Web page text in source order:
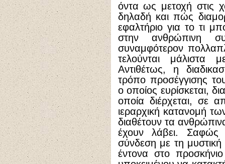
όντα ως μετοχή στις
δηλαδή και πώς
εφαλτήριο για το τι
στην ανθρώπινη
συναμφότερον
τελούνται μάλιστα
Αντιθέτως, η
τρόπο προσέγγισης
ο οποίος ευρίσκεται,
οποία διέρχεται, σε
ιεραρχική κατανομή
διαθέτουν τα
έχουν λάβει. Σαφώς
σύνδεση με τη
έντονα στο